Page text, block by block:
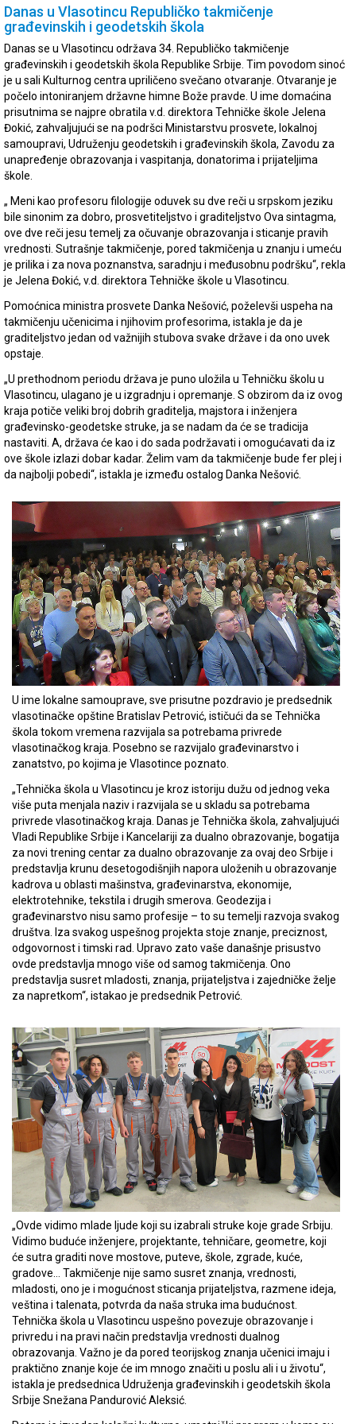
Danas u Vlasotincu Republičko takmičenje
građevinskih i geodetskih škola
Danas se u Vlasotincu održava 34. Republičko takmičenje
građevinskih i geodetskih škola Republike Srbije. Tim povodom sinoć
je u sali Kulturnog centra upriličeno svečano otvaranje. Otvaranje je
počelo intoniranjem državne himne Bože pravde. U ime domaćina
prisutnima se najpre obratila v.d. direktora Tehničke škole Jelena
Đokić, zahvaljujući se na podršci Ministarstvu prosvete, lokalnoj
samoupravi, Udruženju geodetskih i građevinskih škola, Zavodu za
unapređenje obrazovanja i vaspitanja, donatorima i prijateljima
škole.
„ Meni kao profesoru filologije oduvek su dve reči u srpskom jeziku
bile sinonim za dobro, prosvetiteljstvo i graditeljstvo Ova sintagma,
ove dve reči jesu temelj za očuvanje obrazovanja i sticanje pravih
vrednosti. Sutrašnje takmičenje, pored takmičenja u znanju i umeću
je prilika i za nova poznanstva, saradnju i međusobnu podršku“, rekla
je Jelena Đokić, v.d. direktora Tehničke škole u Vlasotincu.
Pomoćnica ministra prosvete Danka Nešović, poželevši uspeha na
takmičenju učenicima i njihovim profesorima, istakla je da je
graditeljstvo jedan od važnijih stubova svake države i da ono uvek
opstaje.
„U prethodnom periodu država je puno uložila u Tehničku školu u
Vlasotincu, ulagano je u izgradnju i opremanje. S obzirom da iz ovog
kraja potiče veliki broj dobrih graditelja, majstora i inženjera
građevinsko-geodetske struke, ja se nadam da će se tradicija
nastaviti. A, država će kao i do sada podržavati i omogućavati da iz
ove škole izlazi dobar kadar. Želim vam da takmičenje bude fer plej i
da najbolji pobedi“, istakla je između ostalog Danka Nešović.
U ime lokalne samouprave, sve prisutne pozdravio je predsednik
vlasotinačke opštine Bratislav Petrović, ističući da se Tehnička
škola tokom vremena razvijala sa potrebama privrede
vlasotinačkog kraja. Posebno se razvijalo građevinarstvo i
zanatstvo, po kojima je Vlasotince poznato.
„Tehnička škola u Vlasotincu je kroz istoriju dužu od jednog veka
više puta menjala naziv i razvijala se u skladu sa potrebama
privrede vlasotinačkog kraja. Danas je Tehnička škola, zahvaljujući
Vladi Republike Srbije i Kancelariji za dualno obrazovanje, bogatija
za novi trening centar za dualno obrazovanje za ovaj deo Srbije i
predstavlja krunu desetogodišnjih napora uloženih u obrazovanje
kadrova u oblasti mašinstva, građevinarstva, ekonomije,
elektrotehnike, tekstila i drugih smerova. Geodezija i
građevinarstvo nisu samo profesije – to su temelji razvoja svakog
društva. Iza svakog uspešnog projekta stoje znanje, preciznost,
odgovornost i timski rad. Upravo zato vaše današnje prisustvo
ovde predstavlja mnogo više od samog takmičenja. Ono
predstavlja susret mladosti, znanja, prijateljstva i zajedničke želje
za napretkom“, istakao je predsednik Petrović.
„Ovde vidimo mlade ljude koji su izabrali struke koje grade Srbiju.
Vidimo buduće inženjere, projektante, tehničare, geometre, koji
će sutra graditi nove mostove, puteve, škole, zgrade, kuće,
gradove… Takmičenje nije samo susret znanja, vrednosti,
mladosti, ono je i mogućnost sticanja prijateljstva, razmene ideja,
veština i talenata, potvrda da naša struka ima budućnost.
Tehnička škola u Vlasotincu uspešno povezuje obrazovanje i
privredu i na pravi način predstavlja vrednosti dualnog
obrazovanja. Važno je da pored teorijskog znanja učenici imaju i
praktično znanje koje će im mnogo značiti u poslu ali i u životu“,
istakla je predsednica Udruženja građevinskih i geodetskih škola
Srbije Snežana Pandurović Aleksić.